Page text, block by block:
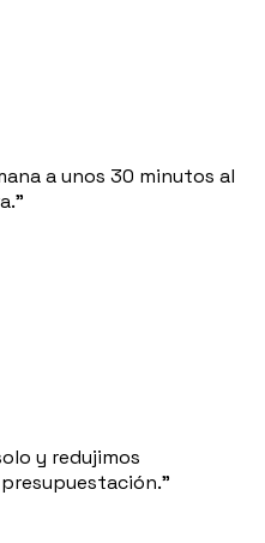
a unos 30 minutos al
y redujimos